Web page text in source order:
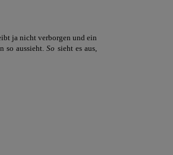
ja nicht verborgen und ein
so aussieht.So sieht es aus,